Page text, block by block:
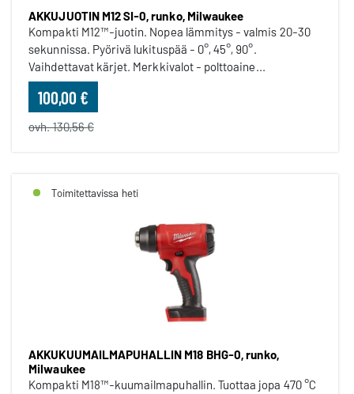
AKKUJUOTIN M12 SI-0, runko, Milwaukee
Kompakti M12™-juotin. Nopea lämmitys - valmis 20-30
sekunnissa. Pyörivä lukituspää - 0°, 45°, 90°.
Vaihdettavat kärjet. Merkkivalot - polttoaine...
100,00 €
ovh. 130,56 €
Toimitettavissa heti
AKKUKUUMAILMAPUHALLIN M18 BHG-0, runko,
Milwaukee
Kompakti M18™-kuumailmapuhallin. Tuottaa jopa 470 °C